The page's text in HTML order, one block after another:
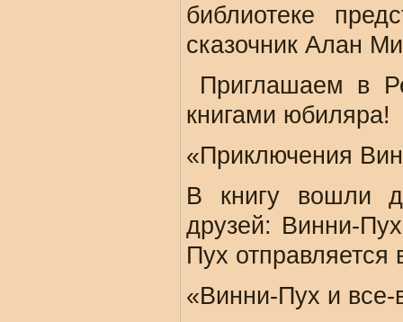
библиотеке
сказочник Алан
Приглашаем в
книгами юбиляра!
«Приключения
В книгу вошли
друзей: Винни-
Пух отправляется
«Винни-Пух и все-